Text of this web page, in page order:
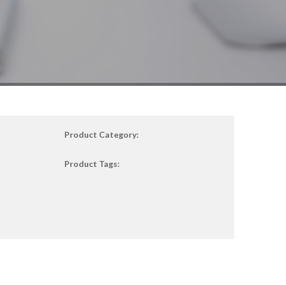
Product Category:
Product Tags: